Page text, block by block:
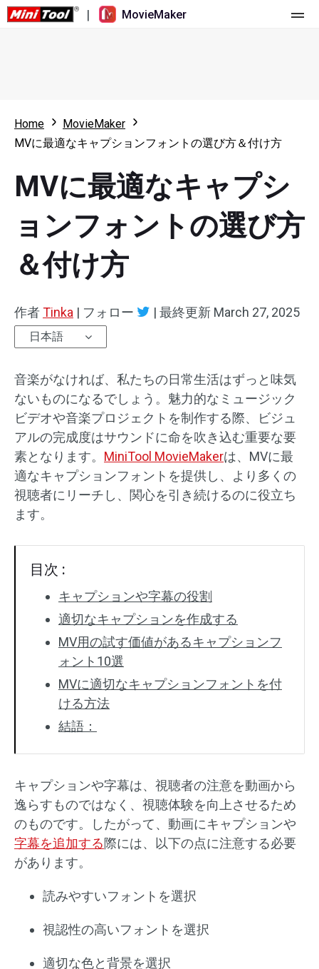
| MovieMaker
更新履歴
概要
マルチトラック動画編集
速度変更/リバース
トリミング/スプリット/クロップ
オーディオエフェクト
テキスト/エレメント
動画エフェクト
動画色調整
回転/反転
バッチ処理
透かしなし
リソース
ユーザーマニュアル
ビデオ編集のヒント
動画ツール
画面録画ツール
動画変換ツール
オンライン動画ダウンロード ツール
Home
MovieMaker
MVに最適なキャプションフォントの選び方＆付け方
MVに最適なキャプシ
ョンフォントの選び方
＆付け方
作者Tinka | フォロー | 最終更新 March 27, 2025
日本語
音楽がなければ、私たちの日常生活はずっと味気
ないものになるでしょう。魅力的なミュージック
ビデオや音楽プロジェクトを制作する際、ビジュ
アルの完成度はサウンドに命を吹き込む重要な要
素となります。 MiniTool MovieMakerは、MVに最
適なキャプションフォントを提供し、より多くの
視聴者にリーチし、関心を引き続けるのに役立ち
ます。
目次 :
キャプションや字幕の役割
適切なキャプションを作成する
MV用の試す価値があるキャプションフ
ォント10選
MVに適切なキャプションフォントを付
ける方法
結語：
キャプションや字幕は、視聴者の注意を動画から
逸らすものではなく、視聴体験を向上させるため
のものです。したがって、動画にキャプションや
字幕を追加する際には、以下の点に注意する必要
があります。
読みやすいフォントを選択
視認性の高いフォントを選択
適切な色と背景を選択